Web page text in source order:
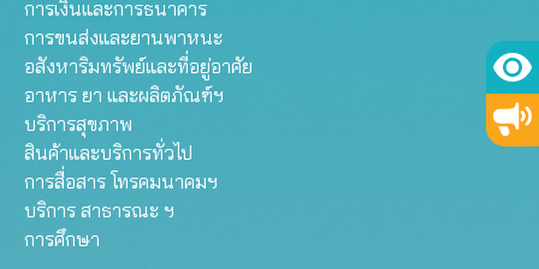
การเงินและการธนาคาร
การขนส่งและยานพาหนะ
อสังหาริมทรัพย์และที่อยู่อาศัย
อาหาร ยา และผลิตภัณฑ์ฯ
บริการสุขภาพ
สินค้าและบริการทั่วไป
การสื่อสาร โทรคมนาคมฯ
บริการ สาธารณะ ฯ
การศึกษา